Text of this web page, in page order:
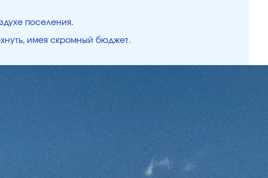
поселения.
имея скромный бюджет.